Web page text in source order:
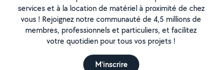
services et à la location de matériel à proximité de chez
vous ! Rejoignez notre communauté de 4,5 millions de
membres, professionnels et particuliers, et facilitez
votre quotidien pour tous vos projets !
M'inscrire